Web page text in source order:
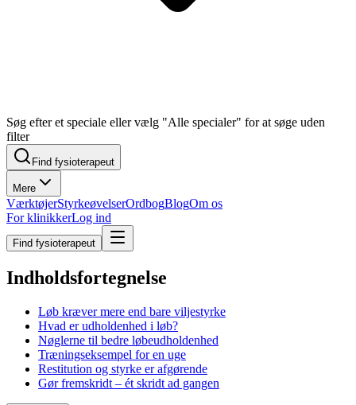
Søg efter et speciale eller vælg "Alle specialer" for at søge uden
filter
Find fysioterapeut
Mere
VærktøjerStyrkeøvelserOrdbogBlogOm os
For klinikkerLog ind
Find fysioterapeut
Indholdsfortegnelse
Løb kræver mere end bare viljestyrke
Hvad er udholdenhed i løb?
Nøglerne til bedre løbeudholdenhed
Træningseksempel for en uge
Restitution og styrke er afgørende
Gør fremskridt – ét skridt ad gangen